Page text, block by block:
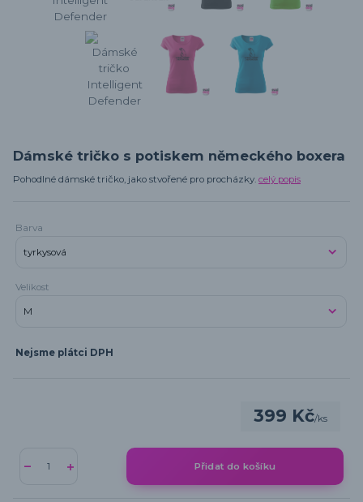
Dámské tričko s potiskem německého boxera
Pohodlné dámské tričko, jako stvořené pro procházky. celý popis
Barva
Velikost
Nejsme plátci DPH
399 Kč/ks
Přidat do košíku